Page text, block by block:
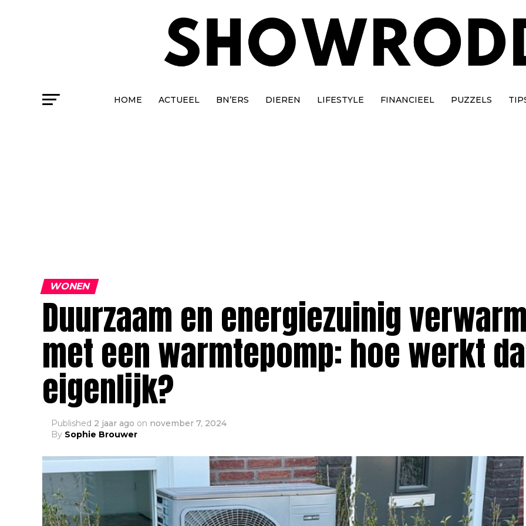
HOME ACTUEEL BN’ERS DIEREN LIFESTYLE FINANCIEEL PUZZELS
WONEN
Duurzaam en energiezuinig
met een warmtepomp: hoe werkt
eigenlijk?
Published 2 jaar ago on november 7, 2024
By Sophie Brouwer